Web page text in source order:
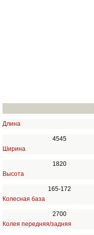
Длина
4545
Ширина
1820
Высота
165-172
Колесная база
2700
Колея передняя/задняя